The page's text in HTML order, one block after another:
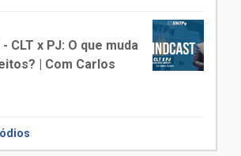
CLT x PJ: O que muda
| Com Carlos